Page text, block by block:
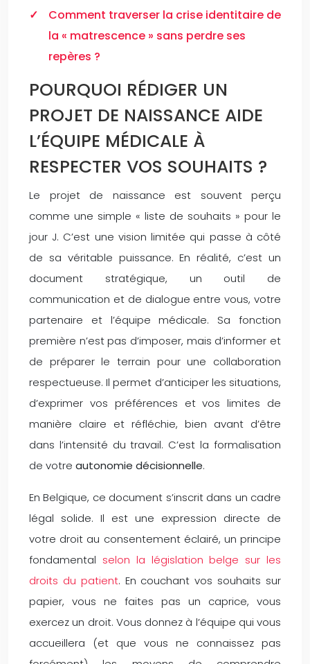
Comment traverser la crise identitaire de
la « matrescence » sans perdre ses
repères ?
POURQUOI RÉDIGER UN
PROJET DE NAISSANCE AIDE
L’ÉQUIPE MÉDICALE À
RESPECTER VOS SOUHAITS ?
Le projet de naissance est souvent perçu
comme une simple « liste de souhaits » pour le
jour J. C’est une vision limitée qui passe à côté
de sa véritable puissance. En réalité, c’est un
document stratégique, un outil de
communication et de dialogue entre vous, votre
partenaire et l’équipe médicale. Sa fonction
première n’est pas d’imposer, mais d’informer et
de préparer le terrain pour une collaboration
respectueuse. Il permet d’anticiper les situations,
d’exprimer vos préférences et vos limites de
manière claire et réfléchie, bien avant d’être
dans l’intensité du travail. C’est la formalisation
de votre autonomie décisionnelle.
En Belgique, ce document s’inscrit dans un cadre
légal solide. Il est une expression directe de
votre droit au consentement éclairé, un principe
fondamental selon la législation belge sur les
droits du patient. En couchant vos souhaits sur
papier, vous ne faites pas un caprice, vous
exercez un droit. Vous donnez à l’équipe qui vous
accueillera (et que vous ne connaissez pas